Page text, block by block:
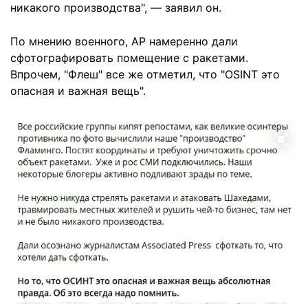
никакого производства", — заявил он.
По мнению военного, AP намеренно дали
сфотографировать помещение с ракетами.
Впрочем, "Флеш" все же отметил, что "OSINT это
опасная и важная вещь".